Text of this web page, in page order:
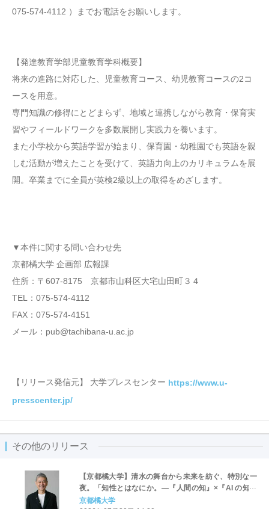
075-574-4112 ）までお電話をお願いします。
【発達教育学部児童教育学科概要】
将来の進路に対応した、児童教育コース、幼児教育コースの2コ
ースを用意。
専門知識の修得にとどまらず、地域と連携しながら教育・保育実
習やフィールドワークを多数展開し実践力を養います。
また小学校から英語学習が始まり、保育園・幼稚園でも英語を親
しむ活動が増えたことを受けて、英語力向上のカリキュラムを展
開。卒業までに全員が英検2級以上の取得をめざします。
▼本件に関する問い合わせ先
京都橘大学 企画部 広報課
住所：〒607-8175 京都市山科区大宅山田町３４
TEL：075-574-4112
FAX：075-574-4151
メール：pub@tachibana-u.ac.jp
【リリース発信元】 大学プレスセンター https://www.u-
presscenter.jp/
その他のリリース
【京都橘大学】清水の舞台から未来を紡ぐ、特別な一
夜。「知性とはなにか。―『人間の知』×『AI の知』
×『仏教の知』から考える―」京都橘大学 新学部新学
京都橘大学